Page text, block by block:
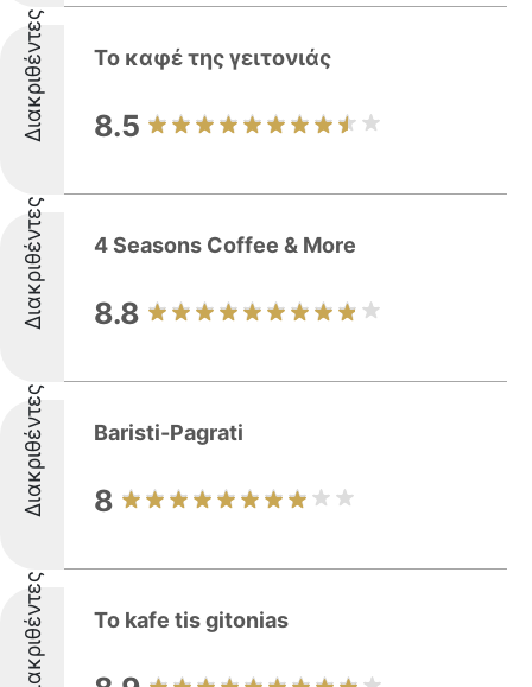
Διακριθέντες Το καφέ της γειτονιάς
8.5
Διακριθέντες 4 Seasons Coffee & More
8.8
Διακριθέντες Baristi-Pagrati
8
Διακριθέντες To kafe tis gitonias